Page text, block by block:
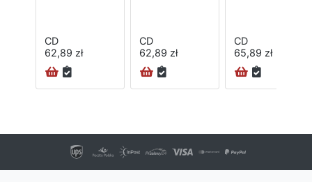
CD
62,89 zł
CD
62,89 zł
CD
65,89 zł